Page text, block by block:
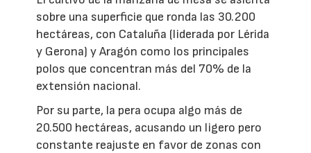
sobre una superficie que ronda las 30.200
hectáreas, con Cataluña (liderada por Lérida
y Gerona) y Aragón como los principales
polos que concentran más del 70% de la
extensión nacional.
Por su parte, la pera ocupa algo más de
20.500 hectáreas, acusando un ligero pero
constante reajuste en favor de zonas con